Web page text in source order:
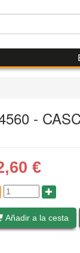
-
€
Añadir a la cesta